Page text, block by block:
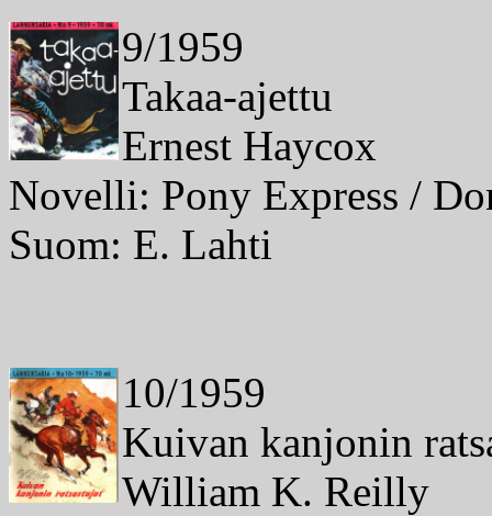
9/1959
Takaa-ajettu
Ernest Haycox
Novelli: Pony Express /
Suom: E. Lahti
10/1959
Kuivan kanjonin
William K. Reilly